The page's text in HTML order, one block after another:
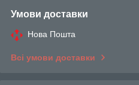
Умови доставки
Нова Пошта
Всі умови доставки